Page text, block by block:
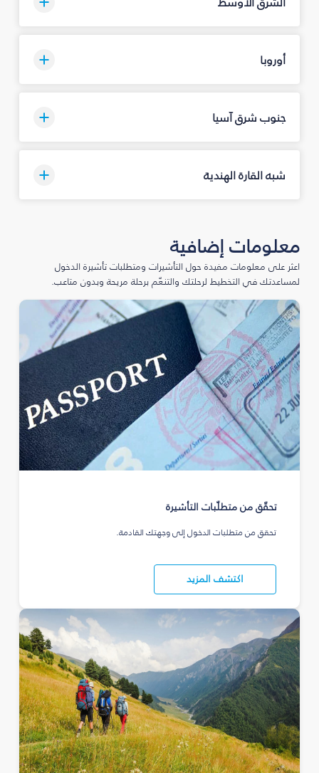
أوروبا
جنوب شرق آسيا
شبه القارة الهندية
معلومات إضافية
اعثر على معلومات مفيدة حول التأشيرات ومتطلبات تأشيرة الدخول
لمساعدتك في التخطيط لرحلتك والتنعّم برحلة مريحة وبدون متاعب.
تحقّق من متطلّبات التأشيرة
تحقق من متطلبات الدخول إلى وجهتك القادمة.
اكتشف المزيد